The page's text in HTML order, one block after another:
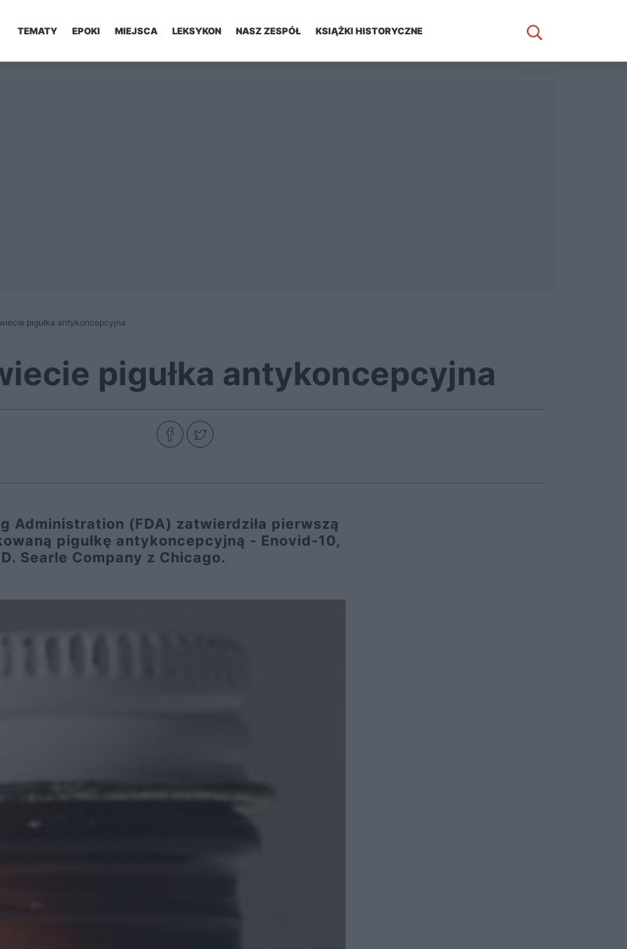
TEMATY EPOKI MIEJSCA LEKSYKON NASZ ZESPÓŁ KSIĄŻKI HISTORYCZNE
pigułka antykoncepcyjna
pigułka antykoncepcyjna
Administration (FDA) zatwierdziła pierwszą
pigułkę antykoncepcyjną - Enovid-10,
Searle Company z Chicago.